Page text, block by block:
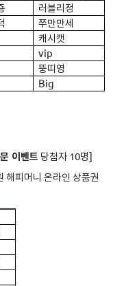
러블리정
쭈만만세
캐시캣
vip
뚱띠영
Big
이벤트 당첨자 10명]
해피머니 온라인 상품권